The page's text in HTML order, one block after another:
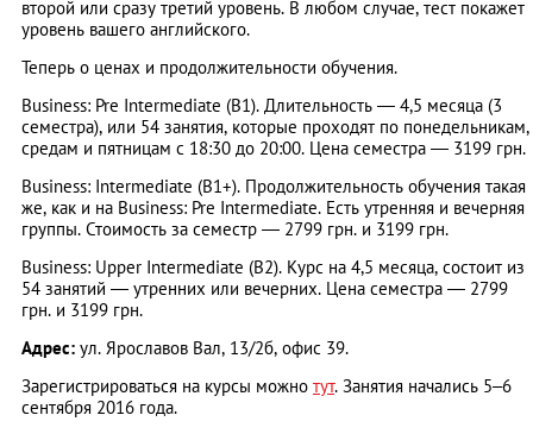
второй или сразу третий уровень. В любом случае, тест покажет
уровень вашего английского.
Теперь о ценах и продолжительности обучения.
Business: Pre Intermediate (B1). Длительность — 4,5 месяца (3
семестра), или 54 занятия, которые проходят по понедельникам,
средам и пятницам с 18:30 до 20:00. Цена семестра — 3199 грн.
Business: Intermediate (B1+). Продолжительность обучения такая
же, как и на Business: Pre Intermediate. Есть утренняя и вечерняя
группы. Стоимость за семестр — 2799 грн. и 3199 грн.
Business: Upper Intermediate (B2). Курс на 4,5 месяца, состоит из
54 занятий — утренних или вечерних. Цена семестра — 2799
грн. и 3199 грн.
Адрес: ул. Ярославов Вал, 13/2б, офис 39.
Зарегистрироваться на курсы можно тут. Занятия начались 5–6
сентября 2016 года.